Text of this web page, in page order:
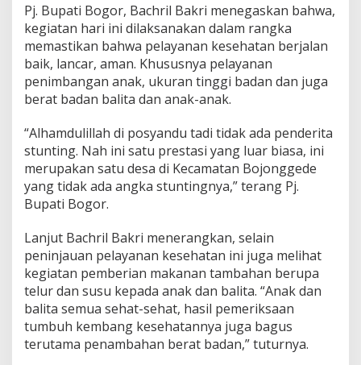
s
y
a
n
d
u
d
n
P
u
s
k
a
s
B
o
o
n
g
Pj. Bupati Bogor, Bachril Bakri menegaskan bahwa,
kegiatan hari ini dilaksanakan dalam rangka
memastikan bahwa pelayanan kesehatan berjalan
baik, lancar, aman. Khususnya pelayanan
penimbangan anak, ukuran tinggi badan dan juga
berat badan balita dan anak-anak.
“Alhamdulillah di posyandu tadi tidak ada penderita
stunting. Nah ini satu prestasi yang luar biasa, ini
merupakan satu desa di Kecamatan Bojonggede
yang tidak ada angka stuntingnya,” terang Pj.
Bupati Bogor.
Lanjut Bachril Bakri menerangkan, selain
peninjauan pelayanan kesehatan ini juga melihat
kegiatan pemberian makanan tambahan berupa
telur dan susu kepada anak dan balita. “Anak dan
balita semua sehat-sehat, hasil pemeriksaan
tumbuh kembang kesehatannya juga bagus
terutama penambahan berat badan,” tuturnya.